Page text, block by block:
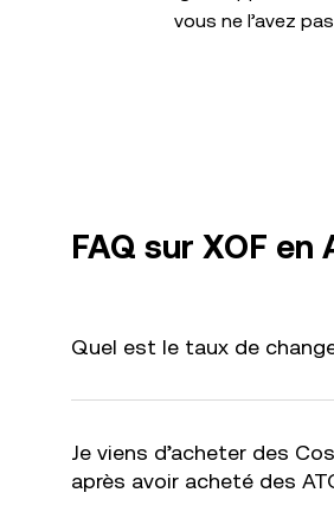
vous ne l’avez
FAQ sur XOF en
Quel est le taux de
Je viens d’acheter des
après avoir acheté des